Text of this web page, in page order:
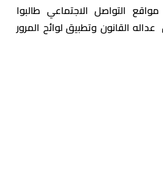
مواقع التواصل الاجتماعي طالبوا
القانون وتطبيق لوائح المرور